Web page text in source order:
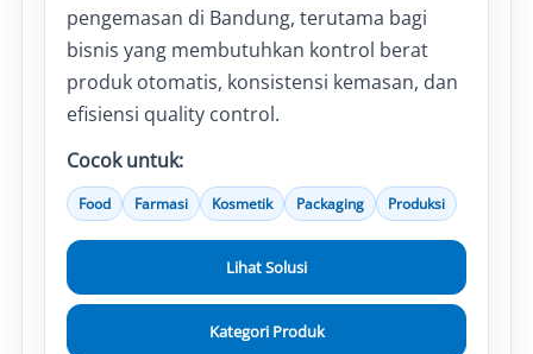
pengemasan di Bandung, terutama bagi
bisnis yang membutuhkan kontrol berat
produk otomatis, konsistensi kemasan, dan
efisiensi quality control.
Cocok untuk:
Food Farmasi Kosmetik Packaging Produksi
Lihat Solusi
Kategori Produk